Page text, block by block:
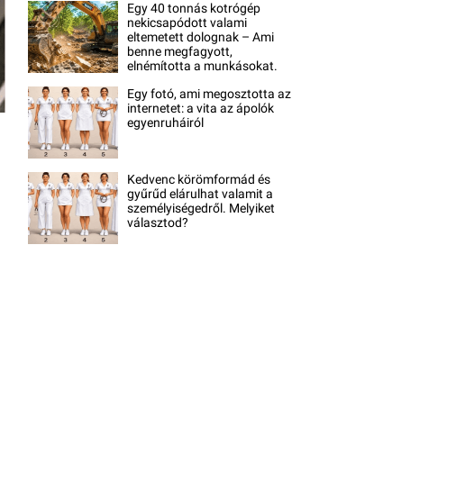
Egy 40 tonnás kotrógép
nekicsapódott valami
eltemetett dolognak – Ami
benne megfagyott,
elnémította a munkásokat.
Egy fotó, ami megosztotta az
internetet: a vita az ápolók
egyenruháiról
Kedvenc körömformád és
gyűrűd elárulhat valamit a
személyiségedről. Melyiket
választod?